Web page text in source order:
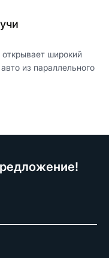
широкий
из параллельного